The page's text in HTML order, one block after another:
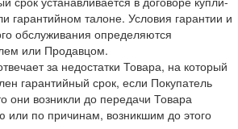
гарантийном талоне. Условия гарантии и
обслуживания определяются
или Продавцом.
за недостатки Товара, на который
гарантийный срок, если Покупатель
они возникли до передачи Товара
или по причинам, возникшим до этого